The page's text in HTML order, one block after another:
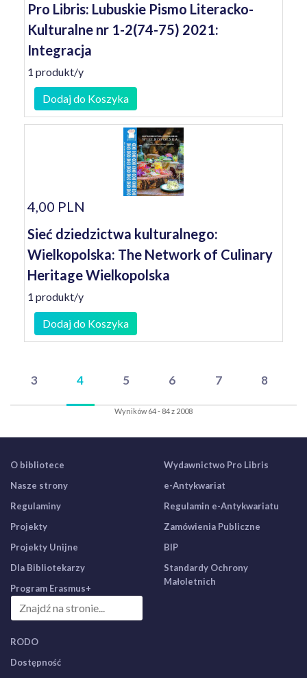
Pro Libris: Lubuskie Pismo Literacko-
Kulturalne nr 1-2(74-75) 2021:
Integracja
1 produkt/y
Dodaj do Koszyka
4,00 PLN
Sieć dziedzictwa kulturalnego:
Wielkopolska: The Network of Culinary
Heritage Wielkopolska
1 produkt/y
Dodaj do Koszyka
3 4 5 6 7 8
Wyników 64 - 84 z 2008
O bibliotece
Nasze strony
Regulaminy
Projekty
Projekty Unijne
Dla Bibliotekarzy
Program Erasmus+
Wydawnictwo Pro Libris
e-Antykwariat
Regulamin e-Antykwariatu
Zamówienia Publiczne
BIP
Standardy Ochrony
Małoletnich
RODO
Dostępność